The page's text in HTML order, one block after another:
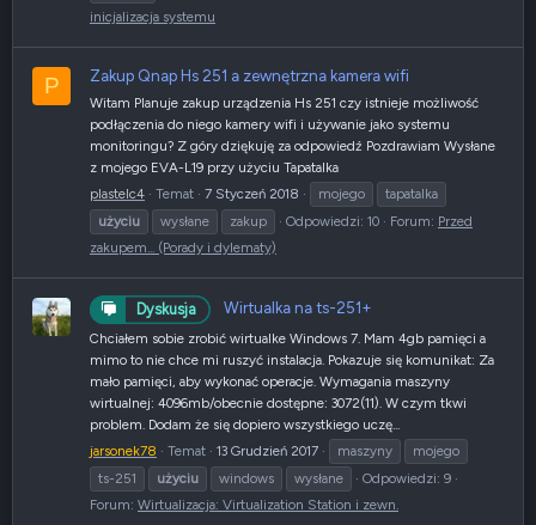
inicjalizacja systemu
P Zakup Qnap Hs 251 a zewnętrzna kamera wifi
Witam Planuje zakup urządzenia Hs 251 czy istnieje możliwość
podłączenia do niego kamery wifi i używanie jako systemu
monitoringu? Z góry dziękuję za odpowiedź Pozdrawiam Wysłane
z mojego EVA-L19 przy użyciu Tapatalka
plastelc4
Temat 7 Styczeń 2018 mojego
tapatalka
użyciu
wysłane zakup Odpowiedzi: 10 Forum: Przed
zakupem... (Porady i dylematy)
Dyskusja Wirtualka na ts-251+
Chciałem sobie zrobić wirtualke Windows 7. Mam 4gb pamięci a
mimo to nie chce mi ruszyć instalacja. Pokazuje się komunikat: Za
mało pamięci, aby wykonać operacje. Wymagania maszyny
wirtualnej: 4096mb/obecnie dostępne: 3072(11). W czym tkwi
problem. Dodam że się dopiero wszystkiego uczę...
jarsonek78
Temat 13 Grudzień 2017 maszyny
mojego
ts-251
użyciu windows wysłane
Odpowiedzi: 9
Forum: Wirtualizacja: Virtualization Station i zewn.